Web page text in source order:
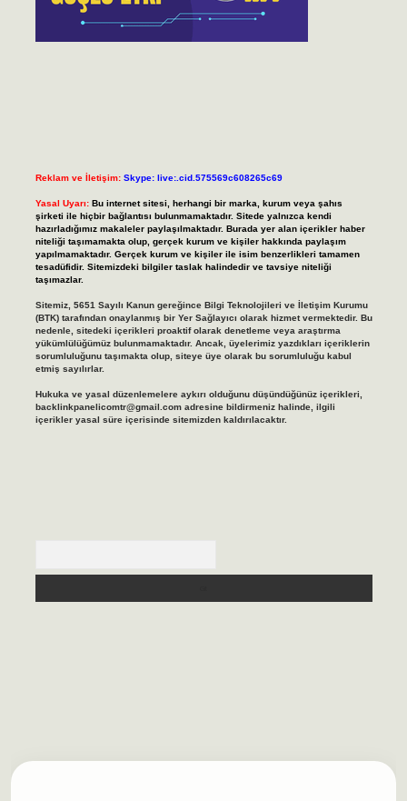
Reklam ve İletişim: Skype: live:.cid.575569c608265c69
Yasal Uyarı: Bu internet sitesi, herhangi bir marka, kurum veya şahıs
şirketi ile hiçbir bağlantısı bulunmamaktadır. Sitede yalnızca kendi
hazırladığımız makaleler paylaşılmaktadır. Burada yer alan içerikler haber
niteliği taşımamakta olup, gerçek kurum ve kişiler hakkında paylaşım
yapılmamaktadır. Gerçek kurum ve kişiler ile isim benzerlikleri tamamen
tesadüfidir. Sitemizdeki bilgiler taslak halindedir ve tavsiye niteliği
taşımazlar.
Sitemiz, 5651 Sayılı Kanun gereğince Bilgi Teknolojileri ve İletişim Kurumu
(BTK) tarafından onaylanmış bir Yer Sağlayıcı olarak hizmet vermektedir. Bu
nedenle, sitedeki içerikleri proaktif olarak denetleme veya araştırma
yükümlülüğümüz bulunmamaktadır. Ancak, üyelerimiz yazdıkları içeriklerin
sorumluluğunu taşımakta olup, siteye üye olarak bu sorumluluğu kabul
etmiş sayılırlar.
Hukuka ve yasal düzenlemelere aykırı olduğunu düşündüğünüz içerikleri,
backlinkpanelicomtr@gmail.comadresine bildirmeniz halinde, ilgili
içerikler yasal süre içerisinde sitemizden kaldırılacaktır.